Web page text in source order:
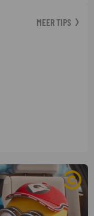
MEER TIPS